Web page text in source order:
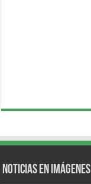
Noticias en Imágenes